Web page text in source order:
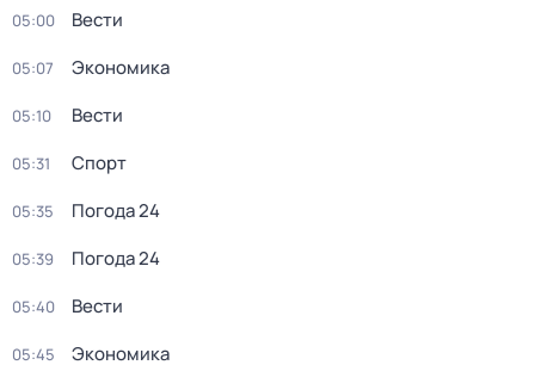
05:00 Вести
05:07 Экономика
05:10 Вести
05:31 Спорт
05:35 Погода 24
05:39 Погода 24
05:40 Вести
05:45 Экономика